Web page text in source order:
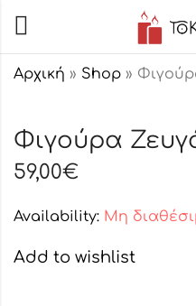
Αρχική » Shop »
Φιγούρα
59,00€
Availability: Μη
Add to wishlist